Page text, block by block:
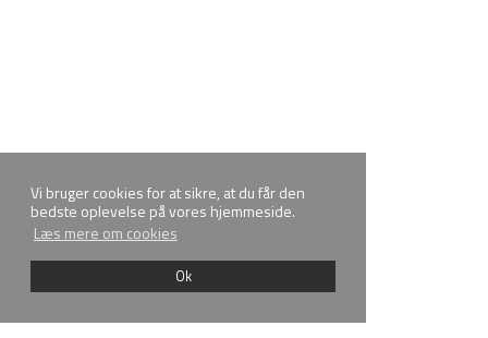
Vi bruger cookies for at sikre, at du får den
bedste oplevelse på vores hjemmeside.
Læs mere om cookies
Ok